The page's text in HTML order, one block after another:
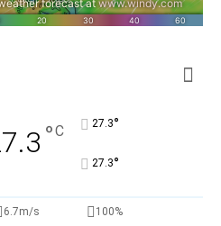
°C 27.3°
27.3°
6.7m/s 100%